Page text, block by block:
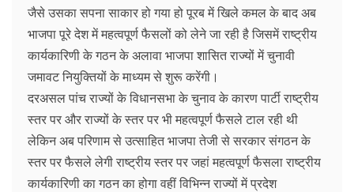
जैसे उसका सपना साकार हो गया हो पूरब में खिले कमल के बाद अब
भाजपा पूरे देश में महत्वपूर्ण फैसलों को लेने जा रही है जिसमें राष्ट्रीय
कार्यकारिणी के गठन के अलावा भाजपा शासित राज्यों में चुनावी
जमावट नियुक्तियों के माध्यम से शुरू करेंगी।
दरअसल पांच राज्यों के विधानसभा के चुनाव के कारण पार्टी राष्ट्रीय
स्तर पर और राज्यों के स्तर पर भी महत्वपूर्ण फैसले टाल रही थी
लेकिन अब परिणाम से उत्साहित भाजपा तेजी से सरकार संगठन के
स्तर पर फैसले लेगी राष्ट्रीय स्तर पर जहां महत्वपूर्ण फैसला राष्ट्रीय
कार्यकारिणी का गठन का होगा वहीं विभिन्न राज्यों में प्रदेश